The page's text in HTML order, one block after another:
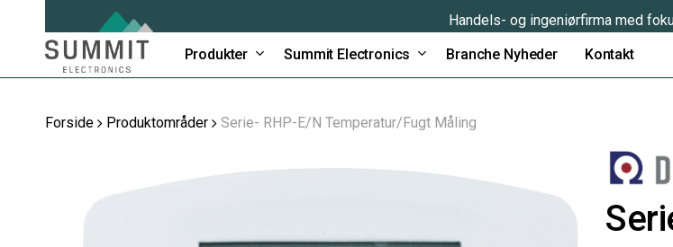
Handels- og ingeniørfirma med
Produkter Summit Electronics Branche Nyheder Kontakt
Forside Produktområder Serie- RHP-E/N Temperatur/Fugt Måling